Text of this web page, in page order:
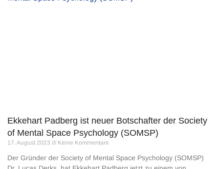
Ekkehart Padberg ist neuer Botschafter der Society
of Mental Space Psychology (SOMSP)
17. August 2023 Keine Kommentare
Der Gründer der Society of Mental Space Psychology (SOMSP)